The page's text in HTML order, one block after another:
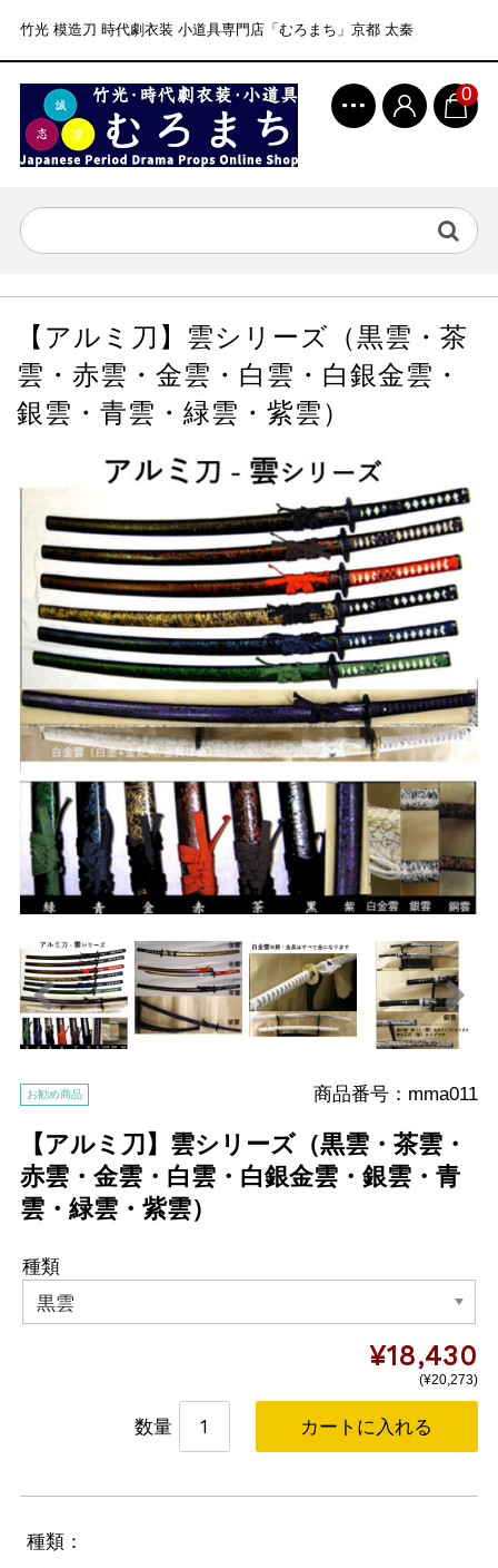
竹光 模造刀 時代劇衣装 小道具専門店「むろまち」京都 太秦
0
【アルミ刀】雲シリーズ（黒雲・茶
雲・赤雲・金雲・白雲・白銀金雲・
銀雲・青雲・緑雲・紫雲）
お勧め商品 商品番号：mma011
【アルミ刀】雲シリーズ（黒雲・茶雲・
赤雲・金雲・白雲・白銀金雲・銀雲・青
雲・緑雲・紫雲）
種類
¥18,430
(¥20,273)
数量
種類：